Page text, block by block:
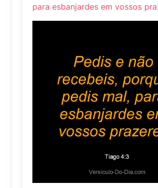
para esbanjardes em vossos